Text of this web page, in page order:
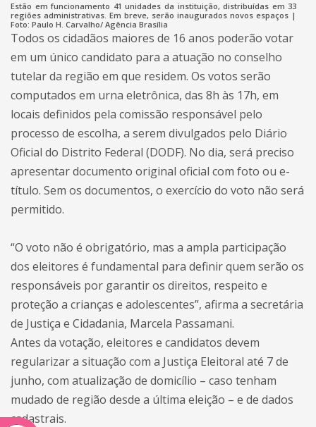
Estão em funcionamento 41 unidades da instituição, distribuídas em 33
regiões administrativas. Em breve, serão inaugurados novos espaços |
Foto: Paulo H. Carvalho/ Agência Brasília
Todos os cidadãos maiores de 16 anos poderão votar
em um único candidato para a atuação no conselho
tutelar da região em que residem. Os votos serão
computados em urna eletrônica, das 8h às 17h, em
locais definidos pela comissão responsável pelo
processo de escolha, a serem divulgados pelo Diário
Oficial do Distrito Federal (DODF). No dia, será preciso
apresentar documento original oficial com foto ou e-
título. Sem os documentos, o exercício do voto não será
permitido.
“O voto não é obrigatório, mas a ampla participação
dos eleitores é fundamental para definir quem serão os
responsáveis por garantir os direitos, respeito e
proteção a crianças e adolescentes”, afirma a secretária
de Justiça e Cidadania, Marcela Passamani.
Antes da votação, eleitores e candidatos devem
regularizar a situação com a Justiça Eleitoral até 7 de
junho, com atualização de domicílio – caso tenham
mudado de região desde a última eleição – e de dados
cadastrais.